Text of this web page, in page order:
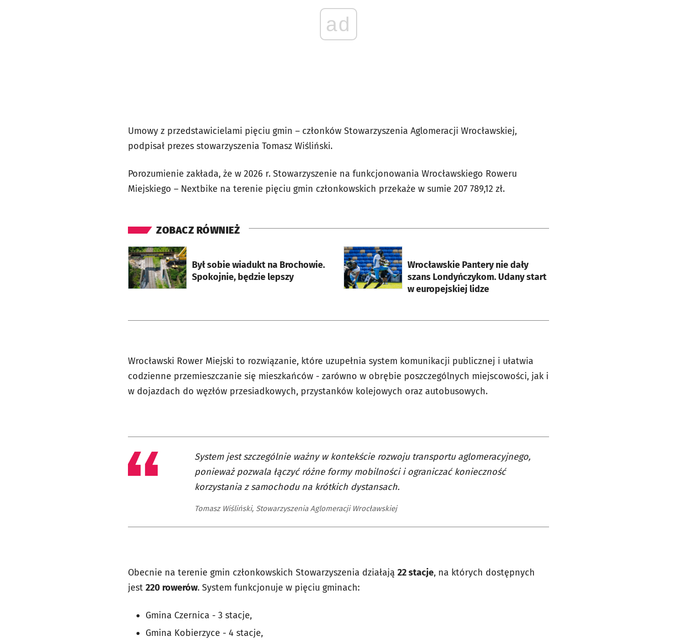
ad
Umowy z przedstawicielami pięciu gmin – członków Stowarzyszenia Aglomeracji Wrocławskiej,
podpisał prezes stowarzyszenia Tomasz Wiśliński.
Porozumienie zakłada, że w 2026 r. Stowarzyszenie na funkcjonowania Wrocławskiego Roweru
Miejskiego – Nextbike na terenie pięciu gmin członkowskich przekaże w sumie 207 789,12 zł.
ZOBACZ RÓWNIEŻ
Był sobie wiadukt na Brochowie.
Spokojnie, będzie lepszy
otworzy się w nowej karcie
Wrocławskie Pantery nie dały
szans Londyńczykom. Udany start
w europejskiej lidze
otworzy się w nowej karcie
Wrocławski Rower Miejski to rozwiązanie, które uzupełnia system komunikacji publicznej i ułatwia
codzienne przemieszczanie się mieszkańców - zarówno w obrębie poszczególnych miejscowości, jak i
w dojazdach do węzłów przesiadkowych, przystanków kolejowych oraz autobusowych.
System jest szczególnie ważny w kontekście rozwoju transportu aglomeracyjnego,
ponieważ pozwala łączyć różne formy mobilności i ograniczać konieczność
korzystania z samochodu na krótkich dystansach.
Tomasz Wiśliński, Stowarzyszenia Aglomeracji Wrocławskiej
Obecnie na terenie gmin członkowskich Stowarzyszenia działają 22 stacje, na których dostępnych
jest 220 rowerów. System funkcjonuje w pięciu gminach:
Gmina Czernica - 3 stacje,
Gmina Kobierzyce - 4 stacje,